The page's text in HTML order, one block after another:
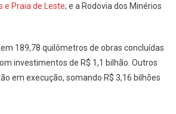
e Praia de Leste; e a Rodovia dos Minérios
189,78 quilômetros de obras concluídas
investimentos de R$ 1,1 bilhão. Outros
em execução, somando R$ 3,16 bilhões